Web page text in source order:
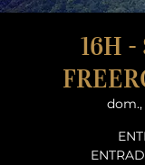
16H -